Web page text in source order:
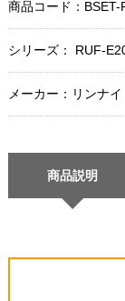
商品コード：
シリーズ： RUF-
メーカー：リンナイ
商品説明